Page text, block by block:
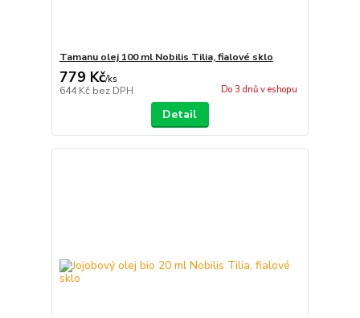
Tamanu olej 100 ml Nobilis Tilia, fialové sklo
779 Kč/ks
644 Kč bez DPH Do 3 dnů v eshopu
Detail